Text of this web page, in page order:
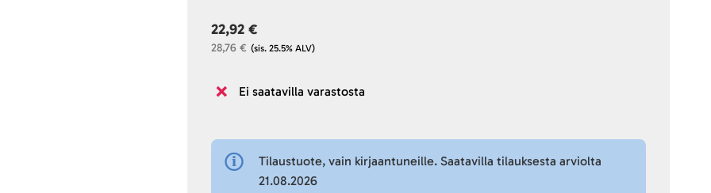
(sis. 25.5% ALV)
28,76 €
22,92 €
Ei saatavilla varastosta
Tilaustuote, vain kirjaantuneille. Saatavilla tilauksesta arviolta
21.08.2026